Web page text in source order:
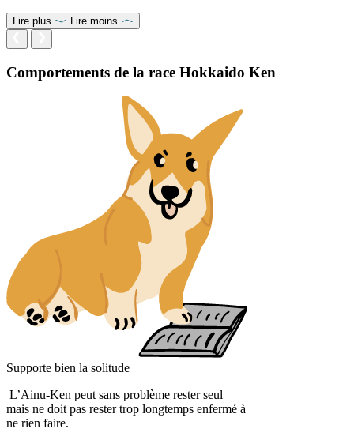
Lire plus Lire moins
Comportements de la race Hokkaido Ken
Supporte bien la solitude
L’Ainu-Ken peut sans problème rester seul
mais ne doit pas rester trop longtemps enfermé à
ne rien faire.